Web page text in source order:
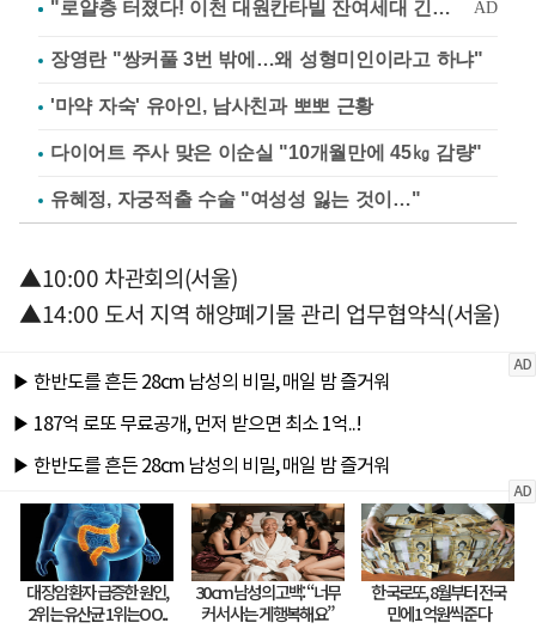
장영란 "쌍커풀 3번 밖에…왜 성형미인이라고 하냐"
'마약 자숙' 유아인, 남사친과 뽀뽀 근황
다이어트 주사 맞은 이순실 "10개월만에 45㎏ 감량"
유혜정, 자궁적출 수술 "여성성 잃는 것이…"
▲10:00 차관회의(서울)
▲14:00 도서 지역 해양폐기물 관리 업무협약식(서울)